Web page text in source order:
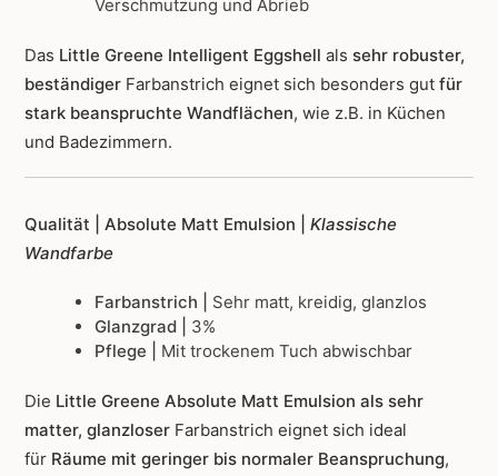
Verschmutzung und Abrieb
Das Little Greene Intelligent Eggshell als sehr robuster,
beständiger Farbanstrich eignet sich besonders gut für
stark beanspruchte Wandflächen, wie z.B. in Küchen
und Badezimmern.
Qualität | Absolute Matt Emulsion | Klassische
Wandfarbe
Farbanstrich | Sehr matt, kreidig, glanzlos
Glanzgrad | 3%
Pflege | Mit trockenem Tuch abwischbar
Die Little Greene Absolute Matt Emulsion als sehr
matter, glanzloser Farbanstrich eignet sich ideal
für Räume mit geringer bis normaler Beanspruchung,